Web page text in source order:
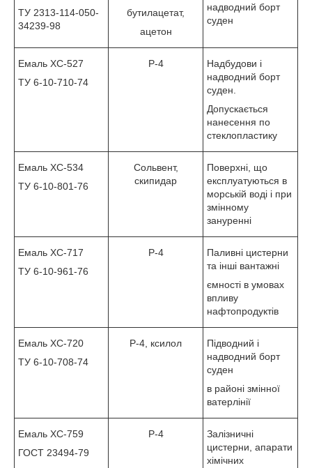
ТУ 2313-114-050-
34239-98
бутилацетат,
ацетон
надводний борт
суден
Емаль ХС-527
ТУ 6-10-710-74
Р-4
Надбудови і
надводний борт
суден.
Допускається
нанесення по
стеклопластику
Емаль ХС-534
ТУ 6-10-801-76
Сольвент,
скипидар
Поверхні, що
експлуатуються в
морській воді і при
змінному
зануренні
Емаль ХС-717
ТУ 6-10-961-76
Р-4
Паливні цистерни
та інші вантажні
ємності в умовах
впливу
нафтопродуктів
Емаль ХС-720
ТУ 6-10-708-74
Р-4, ксилол
Підводний і
надводний борт
суден
в районі змінної
ватерлінії
Емаль ХС-759
ГОСТ 23494-79
Р-4
Залізничні
цистерни, апарати
хімічних